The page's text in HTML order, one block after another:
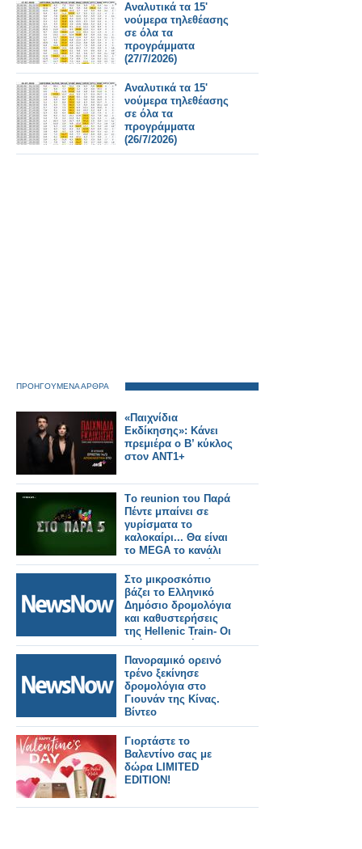
Αναλυτικά τα 15'
νούμερα τηλεθέασης
σε όλα τα
προγράμματα
(27/7/2026)
Αναλυτικά τα 15'
νούμερα τηλεθέασης
σε όλα τα
προγράμματα
(26/7/2026)
ΠΡΟΗΓΟΥΜΕΝΑ ΑΡΘΡΑ
«Παιχνίδια
Εκδίκησης»: Κάνει
πρεμιέρα ο Β’ κύκλος
στον ΑΝΤ1+
Tο reunion του Παρά
Πέντε μπαίνει σε
γυρίσματα το
καλοκαίρι... Θα είναι
το MEGA το κανάλι
που θα το προβάλει;
Στο μικροσκόπιο
βάζει το Ελληνικό
Δημόσιο δρομολόγια
και καθυστερήσεις
της Hellenic Train- Οι
επόμενες κινήσεις του
ΟΣΕ
Πανοραμικό ορεινό
τρένο ξεκίνησε
δρομολόγια στο
Γιουνάν της Κίνας.
Βίντεο
Γιορτάστε το
Βαλεντίνο σας με
δώρα LIMITED
EDITION!